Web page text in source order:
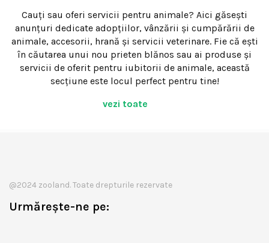
Cauți sau oferi servicii pentru animale? Aici găsești
anunțuri dedicate adopțiilor, vânzării și cumpărării de
animale, accesorii, hrană și servicii veterinare. Fie că ești
în căutarea unui nou prieten blănos sau ai produse și
servicii de oferit pentru iubitorii de animale, această
secțiune este locul perfect pentru tine!
vezi toate
@2024 zooland. Toate drepturile rezervate
Urmărește-ne pe: